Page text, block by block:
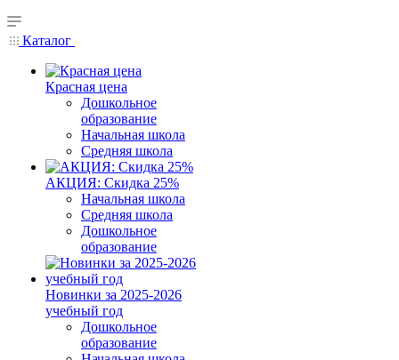
Каталог
Красная цена
Дошкольное
образование
Начальная школа
Средняя школа
АКЦИЯ: Скидка 25%
Начальная школа
Средняя школа
Дошкольное
образование
Новинки за 2025-2026
учебный год
Дошкольное
образование